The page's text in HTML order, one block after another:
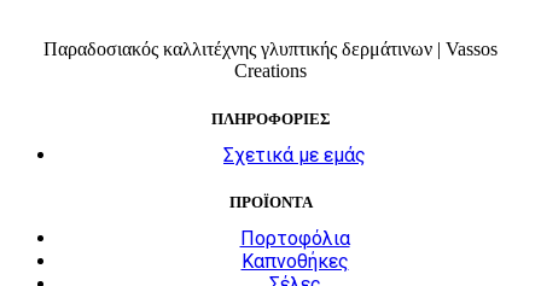
Παραδοσιακός καλλιτέχνης γλυπτικής δερμάτινων | Vassos
Creations
ΠΛΗΡΟΦΟΡΙΕΣ
Σχετικά με εμάς
ΠΡΟΪΟΝΤΑ
Πορτοφόλια
Καπνοθήκες